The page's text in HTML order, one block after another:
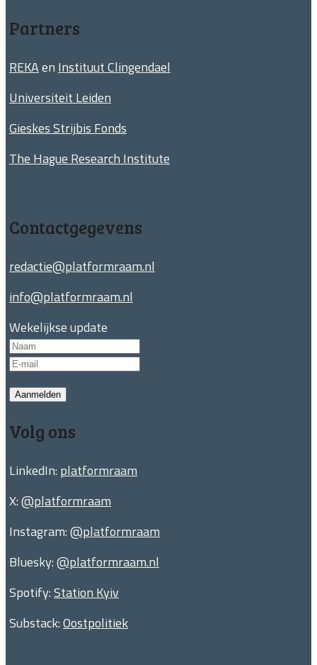
Partners
REKAen Instituut Clingendael
Universiteit Leiden
Gieskes Strijbis Fonds
The Hague Research Institute
Contactgegevens
redactie@platformraam.nl
info@platformraam.nl
Wekelijkse update
Aanmelden
Volg ons
LinkedIn: platformraam
X:@platformraam
Instagram:@platformraam
Bluesky:@platformraam.nl
Spotify:Station Kyiv
Substack:Oostpolitiek